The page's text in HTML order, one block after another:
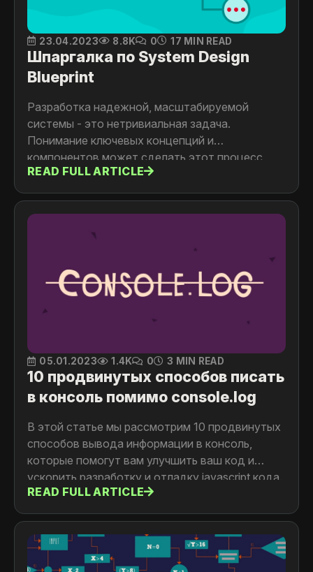
23.04.2023 8.8K 0 17 MIN READ
Шпаргалка по System Design
Blueprint
Разработка надежной, масштабируемой
системы - это нетривиальная задача.
Понимание ключевых концепций и
компонентов может сделать этот процесс
плавнее. В этой статье мы рассмотрим
основные компоненты дизайна системы в виде
проектировать системы различной сложности.
READ FULL ARTICLE
05.01.2023 1.4K 0 3 MIN READ
10 продвинутых способов писать
в консоль помимо console.log
В этой статье мы рассмотрим 10 продвинутых
способов вывода информации в консоль,
которые помогут вам улучшить ваш код и
ускорить разработку и отладку javascript кода.
READ FULL ARTICLE